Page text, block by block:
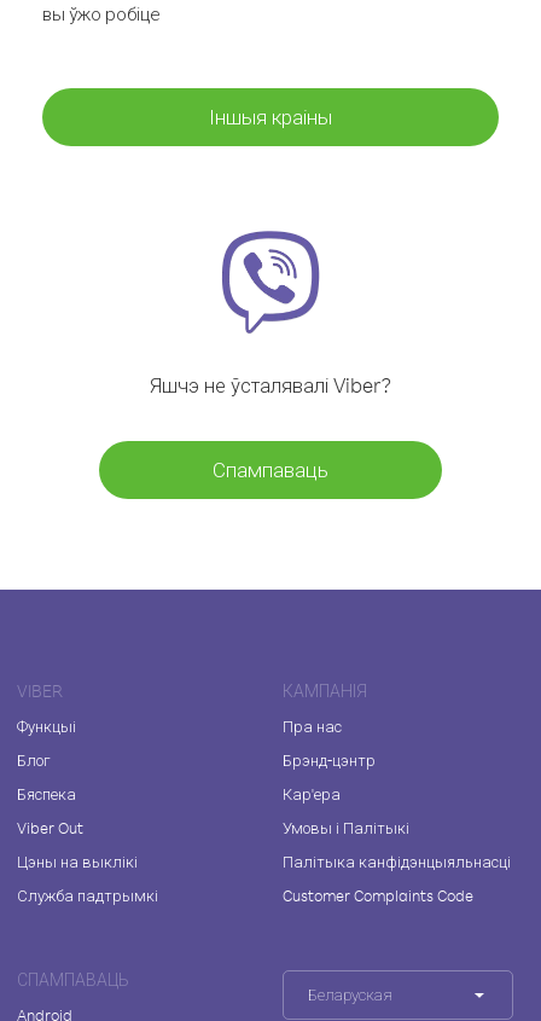
вы ўжо робіце
Іншыя краіны
Яшчэ не ўсталявалі Viber?
Спампаваць
VIBER
Функцыі
Блог
Бяспека
Viber Out
Цэны на выклікі
Служба падтрымкі
КАМПАНІЯ
Пра нас
Брэнд-цэнтр
Кар'ера
Умовы і Палітыкі
Палітыка канфідэнцыяльнасці
Customer Complaints Code
СПАМПАВАЦЬ
Android
Беларуская